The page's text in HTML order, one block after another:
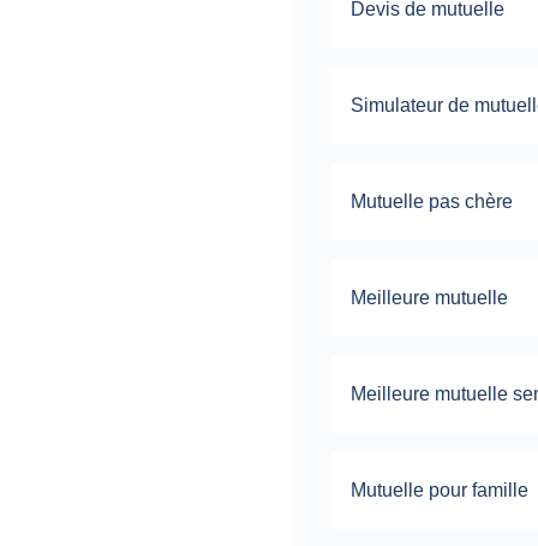
Devis de mutuelle
Simulateur de
Mutuelle pas chère
Meilleure mutuelle
Meilleure mutuelle
Mutuelle pour famille